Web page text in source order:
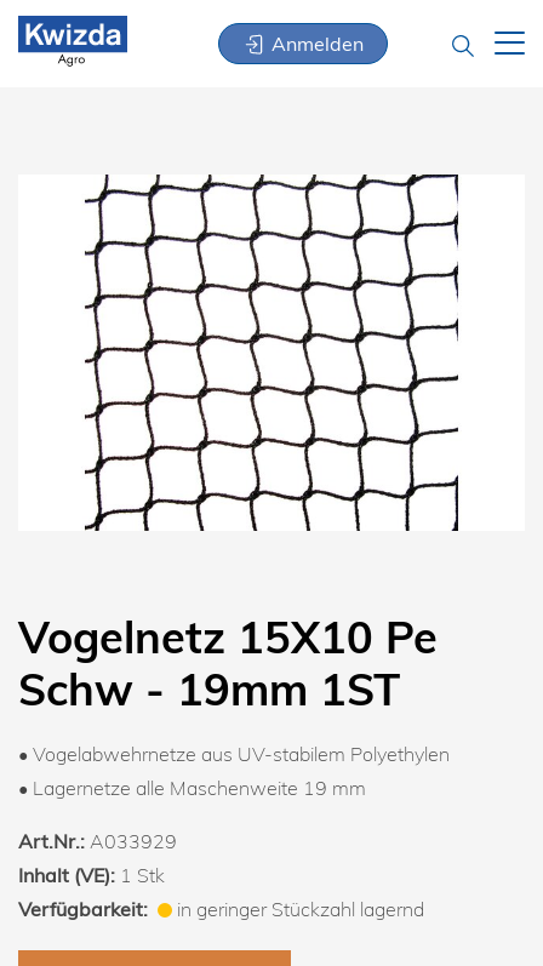
Anmelden
Vogelnetz 15X10 Pe
Schw - 19mm 1ST
• Vogelabwehrnetze aus UV-stabilem Polyethylen
• Lagernetze alle Maschenweite 19 mm
Art.Nr.: A033929
Inhalt (VE): 1 Stk
Verfügbarkeit:
in geringer Stückzahl lagernd